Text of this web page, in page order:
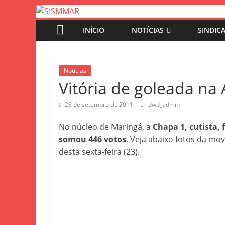
INÍCIO NOTÍCIAS
Notícias
Vitória de goleada na
23 de setembro de 2011 dwd_admin
No núcleo de Maringá, a Chapa 1, cutista,
somou 446 votos. Veja abaixo fotos da
desta sexta-feira (23).